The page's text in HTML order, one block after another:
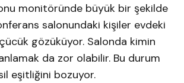
monitöründe büyük bir şekilde
salonundaki kişiler evdeki
gözüküyor. Salonda kimin
da zor olabilir. Bu durum
eşitliğini bozuyor.